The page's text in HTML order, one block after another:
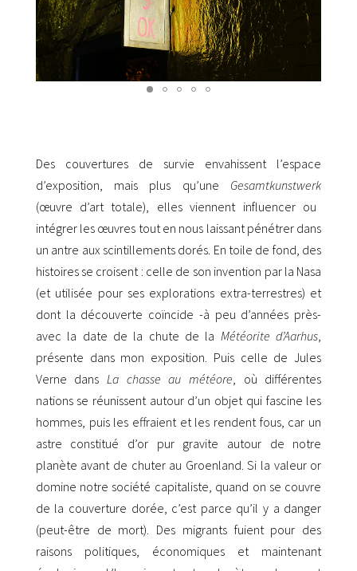
Des couvertures de survie envahissent l’espace
d’exposition, mais plus qu’une Gesamtkunstwerk
(œuvre d’art totale), elles viennent influencer ou
intégrer les œuvres tout en nous laissant pénétrer dans
un antre aux scintillements dorés. En toile de fond, des
histoires se croisent : celle de son invention par la Nasa
(et utilisée pour ses explorations extra-terrestres) et
dont la découverte coïncide -à peu d’années près-
avec la date de la chute de la Météorite d’Aarhus
présente dans mon exposition. Puis celle de Jules
Verne dans La chasse au météore , où différentes
nations se réunissent autour d’un objet qui fascine les
hommes, puis les effraient et les rendent fous, car un
astre constitué d’or pur gravite autour de notre
planète avant de chuter au Groenland. Si la valeur or
domine notre société capitaliste, quand on se couvre
de la couverture dorée, c’est parce qu’il y a danger
(peut-être de mort). Des migrants fuient pour des
raisons politiques, économiques et maintenant